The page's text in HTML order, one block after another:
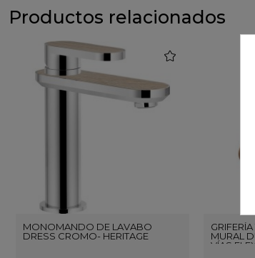
Productos relacionados
MONOMANDO DE LAVABO
DRESS CROMO- HERITAGE
MURAL
VÍAS